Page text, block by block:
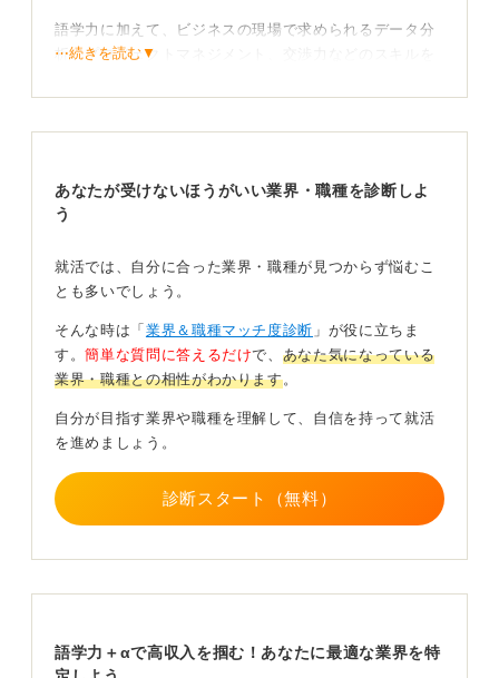
語学力に加えて、ビジネスの現場で求められるデータ分
析、プロジェクトマネジメント、交渉力などのスキルを
領域ですが、これらの分野では個人の能力や実績による
差が大きいことも留意しましょう。
ビジネス知識、フレームワーク理解を持つ人材が評価さ
れやすい一方で、実務経験や専門スキルも同様に重視さ
れます。
「語学検定のハイスコア」「戦略ツール操作経験」
大学在学中からできる準備としては、まずTOEIC900点
以上やIELTS7.0超などの高スコアを取得し、語学力を客
観的に証明することが有効です。
た大量のデータを収集、統合、分析し、グラフやダッシ
善などの意思決定を支援するソフトウェアのBIツールの
操作経験をポートフォリオとしてまとめると良いでしょ
⋯続きを読む▼
あなたが受けないほうがいい業界・職種を診断しよ
う
就活では、自分に合った業界・職種が見つからず悩むこ
とも多いでしょう。
そんな時は「 業界＆職種マッチ度診断 」が役に立ちま
す。簡単な質問に答えるだけで、 あなた気になっている
業界・職種との相性がわかります。
自分が目指す業界や職種を理解して、自信を持って就活
を進めましょう。
診断スタート（無料）
語学力＋αで高収入を掴む！あなたに最適な業界を特